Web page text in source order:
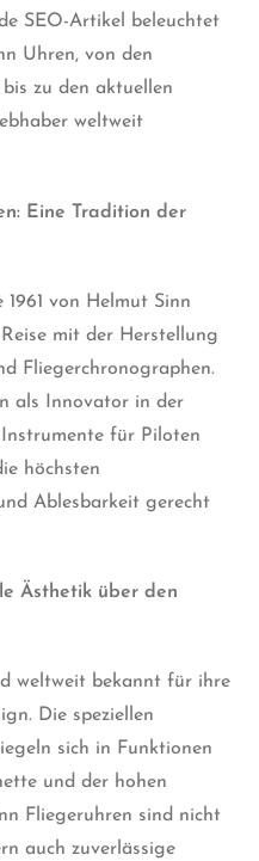
SEO-Artikel beleuchtet
Uhren, von den
zu den aktuellen
weltweit
Eine Tradition der
von Helmut Sinn
mit der Herstellung
Fliegerchronographen.
als Innovator in der
für Piloten
höchsten
Ablesbarkeit gerecht
Ästhetik über den
weltweit bekannt für ihre
Die speziellen
sich in Funktionen
und der hohen
Fliegeruhren sind nicht
auch zuverlässige